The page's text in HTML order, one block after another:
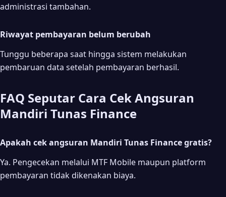
administrasi tambahan.
Riwayat pembayaran belum berubah
Tunggu beberapa saat hingga sistem melakukan
pembaruan data setelah pembayaran berhasil.
FAQ Seputar Cara Cek Angsuran
Mandiri Tunas Finance
Apakah cek angsuran Mandiri Tunas Finance gratis?
Ya. Pengecekan melalui MTF Mobile maupun platform
pembayaran tidak dikenakan biaya.